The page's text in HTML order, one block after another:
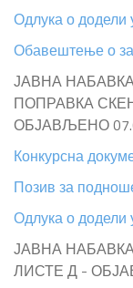
Одлука о додели
Обавештење о
ЈАВНА
ПОПРАВКА
ОБЈАВЉЕНО
Конкурсна
Позив за
Одлука о додели
ЈАВНА
ЛИСТЕ Д -